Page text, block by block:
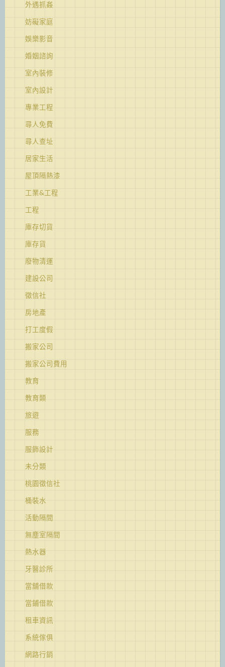
外遇抓姦
妨礙家庭
娛樂影音
婚姻諮詢
室內裝修
室內設計
專業工程
尋人免費
尋人查址
居家生活
屋頂隔熱漆
工業&工程
工程
庫存切貨
庫存貨
廢物清運
建設公司
徵信社
房地產
打工度假
搬家公司
搬家公司費用
教育
教育類
旅遊
服務
服飾設計
未分類
桃園徵信社
桶裝水
活動隔間
無塵室隔間
熱水器
牙醫診所
當舖借款
當鋪借款
租車資訊
系統傢俱
網路行銷